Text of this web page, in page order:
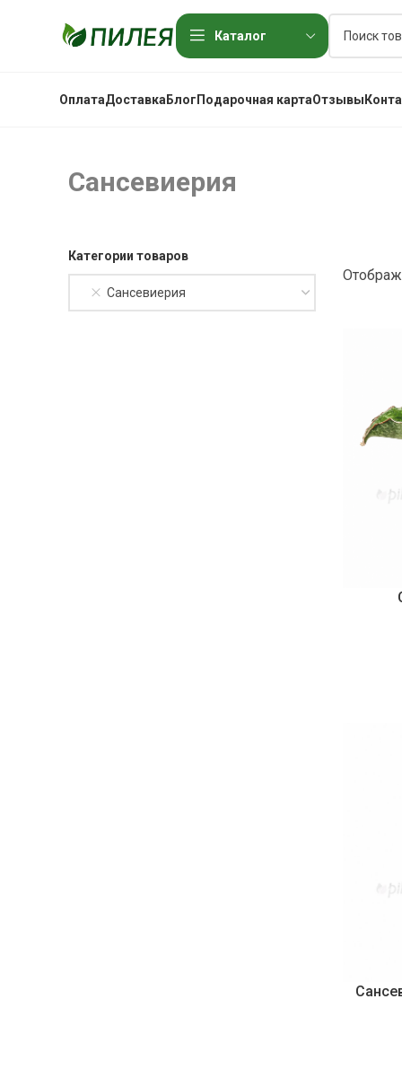
Каталог
ОплатаДоставка Блог Подарочная картаОтзывы
Сансевиерия
Категории товаров
Сансевиерия